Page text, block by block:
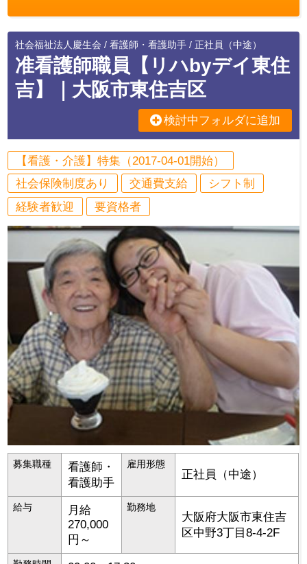
社会福祉法人慶生会 / 看護師・看護助手 / 正社員（中途）
准看護師職員【リハbyデイ東住
吉】｜大阪市東住吉区
検討中フォルダに追加
【看護・介護】特集（2017-04-01開始）
社会保険制度あり
交通費支給
シフト制
経験者歓迎
要資格者
募集職種
看護師・
看護助手
雇用形態
正社員（中途）
給与
月給
270,000
円～
勤務地
大阪府大阪市東住吉
区中野3丁目8-4-2F